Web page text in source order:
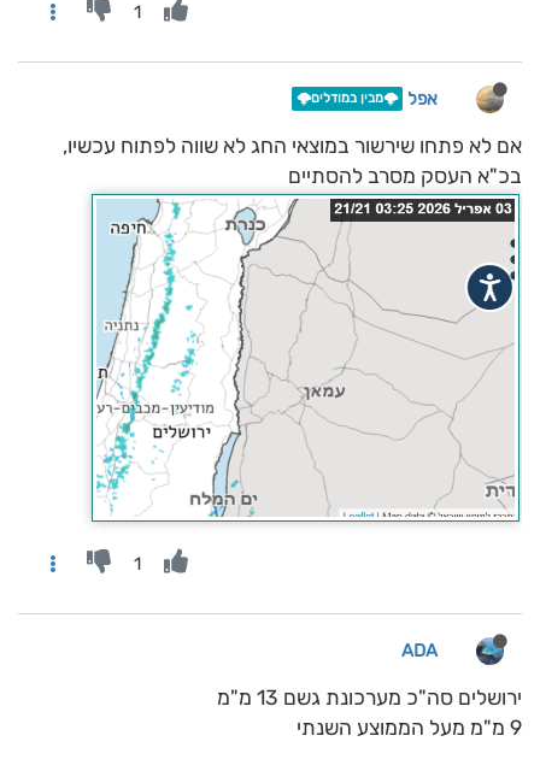
1
אפל 🌩️מבין במודלים🌩️
אם לא פתחו שירשור במוצאי החג לא שווה לפתוח עכשיו,
בכ"א העסק מסרב להסתיים
1
ADA
ירושלים סה"כ מערכונת גשם 13 מ"מ
9 מ"מ מעל הממוצע השנתי